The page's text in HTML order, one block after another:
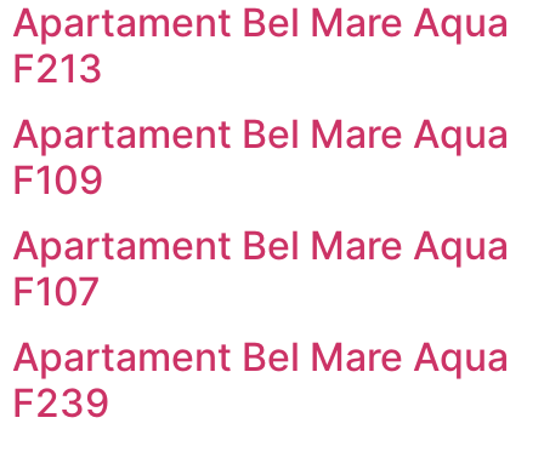
Apartament Bel Mare Aqua
F213
Apartament Bel Mare Aqua
F109
Apartament Bel Mare Aqua
F107
Apartament Bel Mare Aqua
F239